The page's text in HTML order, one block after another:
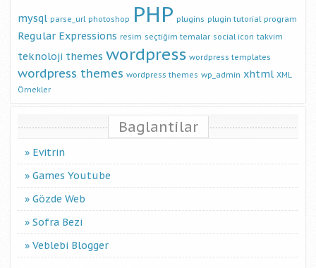
mysql parse_url photoshop PHP plugins plugin tutorial program
Regular Expressions resim seçtiğim temalar social icon takvim
teknoloji themes wordpress wordpress templates
wordpress themes wordpress themes wp_admin xhtml XML
Örnekler
Baglantilar
Evitrin
Games Youtube
Gözde Web
Sofra Bezi
Veblebi Blogger